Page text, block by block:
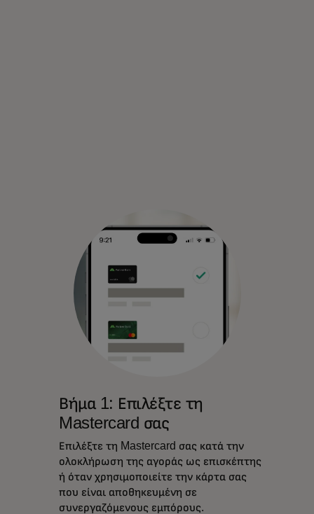
Βήμα 1: Επιλέξτε τη
Mastercard σας
Επιλέξτε τη Mastercard σας κατά την
ολοκλήρωση της αγοράς ως επισκέπτης
ή όταν χρησιμοποιείτε την κάρτα σας
που είναι αποθηκευμένη σε
συνεργαζόμενους εμπόρους.